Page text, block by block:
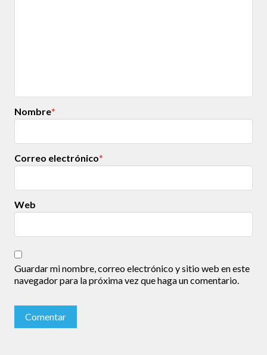
Nombre*
Correo electrónico*
Web
Guardar mi nombre, correo electrónico y sitio web en este
navegador para la próxima vez que haga un comentario.